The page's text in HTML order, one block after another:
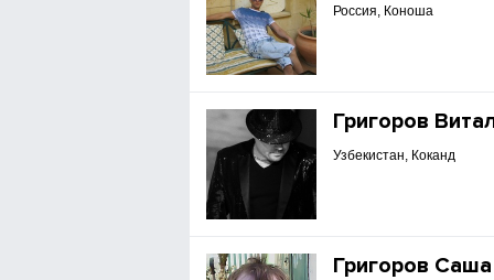
Россия, Коноша
Григоров
Узбекистан, Коканд
Григоров Саша